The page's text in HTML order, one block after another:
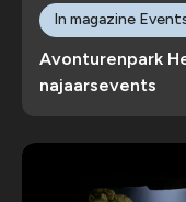
Avonturenpark
najaarsevents
In magazine